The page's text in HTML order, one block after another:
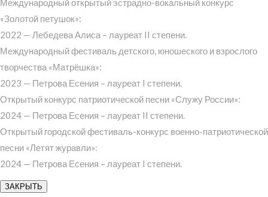
«Золотой петушок»:
2022 — Лебедева Алиса – лауреат II степени.
Международный фестиваль детского, юношеского и взрослого
творчества «Матрёшка»:
2023 — Петрова Есения – лауреат I степени.
Открытый конкурс патриотической песни «Служу России»:
2024 — Петрова Есения – лауреат II степени.
Открытый городской фестиваль-конкурс военно-патриотической
песни «Летят журавли»:
2024 — Петрова Есения – лауреат I степени.
ЗАКРЫТЬ